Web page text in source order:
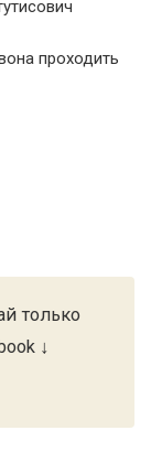
проходить
только
↓